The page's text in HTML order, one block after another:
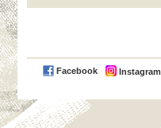
Facebook Instagram